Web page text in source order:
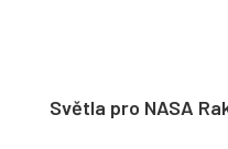
Světla pro NASA